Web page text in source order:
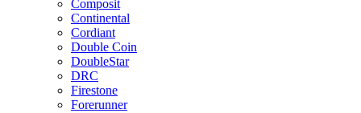
Composit
Continental
Cordiant
Double Coin
DoubleStar
DRC
Firestone
Forerunner